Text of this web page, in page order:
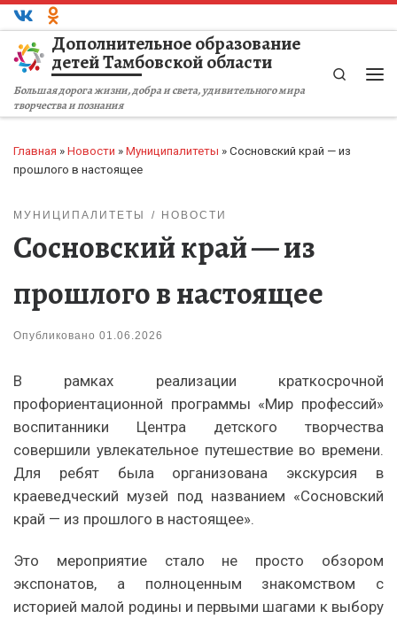
Перейти к содержимому
Дополнительное образование
детей Тамбовской области
Большая дорога жизни, добра и света, удивительного мира
творчества и познания
Search
Главная » Новости » Муниципалитеты » Сосновский край — из
прошлого в настоящее
МУНИЦИПАЛИТЕТЫ НОВОСТИ
Сосновский край — из
прошлого в настоящее
Опубликовано 01.06.2026
В рамках реализации краткосрочной
профориентационной программы «Мир профессий»
воспитанники Центра детского творчества
совершили увлекательное путешествие во времени.
Для ребят была организована экскурсия в
краеведческий музей под названием «Сосновский
край — из прошлого в настоящее».
Это мероприятие стало не просто обзором
экспонатов, а полноценным знакомством с
историей малой родины и первыми шагами к выбору